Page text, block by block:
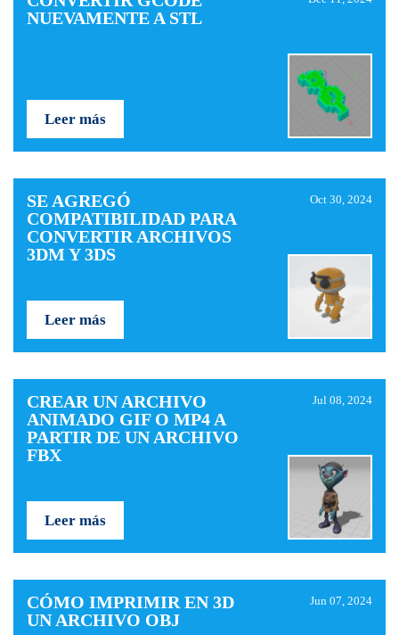
NUEVAMENTE A STL
Leer más
SE AGREGÓ
COMPATIBILIDAD PARA
CONVERTIR ARCHIVOS
3DM Y 3DS
Oct 30, 2024
Leer más
CREAR UN ARCHIVO
ANIMADO GIF O MP4 A
PARTIR DE UN ARCHIVO
FBX
Jul 08, 2024
Leer más
CÓMO IMPRIMIR EN 3D
UN ARCHIVO OBJ
Jun 07, 2024